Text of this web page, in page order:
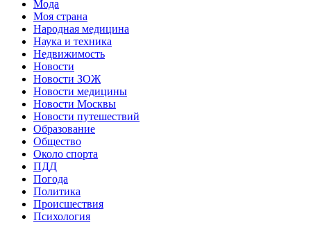
Мода
Моя страна
Народная медицина
Наука и техника
Недвижимость
Новости
Новости ЗОЖ
Новости медицины
Новости Москвы
Новости путешествий
Образование
Общество
Около спорта
ПДД
Погода
Политика
Происшествия
Психология